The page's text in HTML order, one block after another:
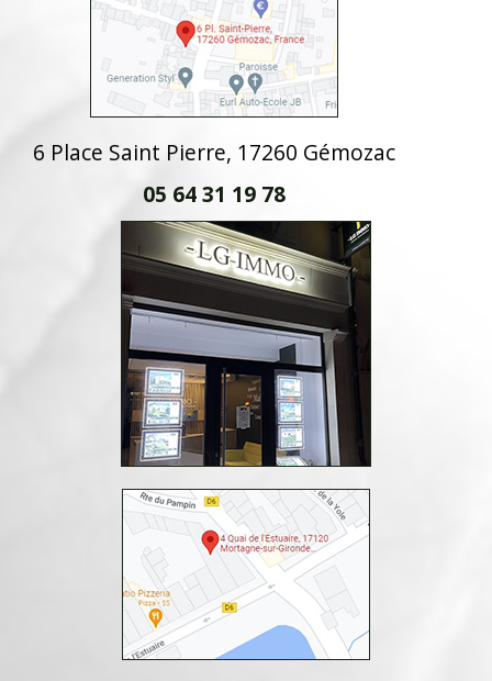
6 Place Saint Pierre, 17260 Gémozac
05 64 31 19 78